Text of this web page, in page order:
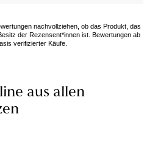
nachvollziehen, ob das Produkt, das
der Rezensent*innen ist. Bewertungen ab
verifizierter Käufe.
aus allen